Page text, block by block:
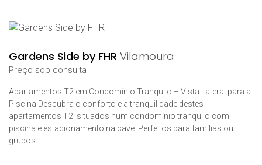
Gardens Side by FHR Vilamoura
Preço sob consulta
Apartamentos T2 em Condomínio Tranquilo – Vista Lateral para a
Piscina Descubra o conforto e a tranquilidade destes
apartamentos T2, situados num condomínio tranquilo com
piscina e estacionamento na cave. Perfeitos para famílias ou
grupos …